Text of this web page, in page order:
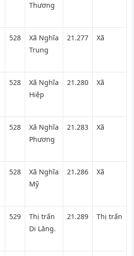
Thương
528
Xã Nghĩa
Trung
21.277 Xã
528
Xã Nghĩa
Hiệp
21.280 Xã
528
Xã Nghĩa
Phương
21.283 Xã
528
Xã Nghĩa
Mỹ
21.286 Xã
529
Thị trấn
Di Lăng.
21.289 Thị trấn